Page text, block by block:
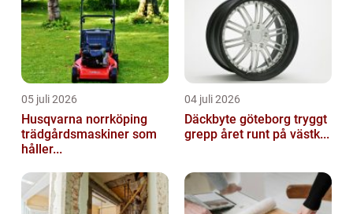
05 juli 2026
Husqvarna norrköping
trädgårdsmaskiner som
håller...
04 juli 2026
Däckbyte göteborg tryggt
grepp året runt på västk...